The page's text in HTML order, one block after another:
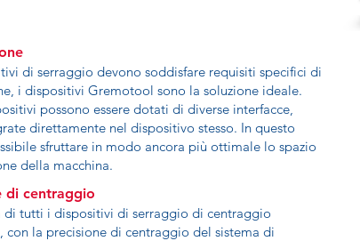
di serraggio devono soddisfare requisiti specifici di
i dispositivi Gremotool sono la soluzione ideale.
possono essere dotati di diverse interfacce,
direttamente nel dispositivo stesso. In questo
sfruttare in modo ancora più ottimale lo spazio
della macchina.
di centraggio
di tutti i dispositivi di serraggio di centraggio
con la precisione di centraggio del sistema di